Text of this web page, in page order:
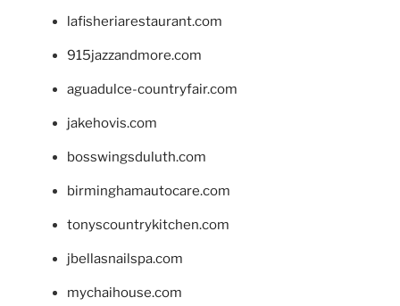
lafisheriarestaurant.com
915jazzandmore.com
aguadulce-countryfair.com
jakehovis.com
bosswingsduluth.com
birminghamautocare.com
tonyscountrykitchen.com
jbellasnailspa.com
mychaihouse.com